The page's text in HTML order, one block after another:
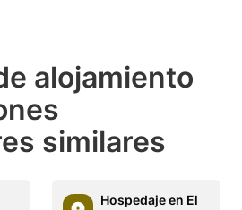
alojamiento
similares
Hospedaje en El